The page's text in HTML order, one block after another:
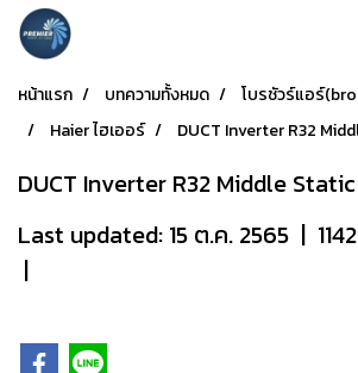
หน้าแรก บทความทั้งหมด
โบรชัวร์แอร์
Haier ไฮเออร์
DUCT Inverter R32
DUCT Inverter R32 Middle
Last updated: 15 ต.ค. 2565 |
|